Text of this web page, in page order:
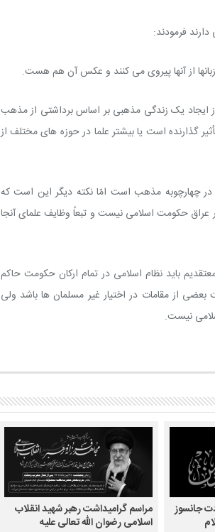
فرمودند:
از آنها پیروى مى کنند و عکس آن هم هست.
ایجاد یک زندگى مذهبى بر اساس برداشتى از مذهب
گذارنده است یا بیشتر علما در حوزه هاى مختلف از
چهارچوبه مذهب است امّا نکته دیگر این است که
حکومت اسلامى نیست و تبعاً وظایف علماى آنجا
باید نظام اسلامى در تمام ارکان حکومت حاکم
از مقامات در اختیار غیر مسلمان ها باشد ولى
نیست.
جانسوز مراسم گرامیداشت رهبر شهید انقلاب
اسلامی رضوان الله تعالی علیه